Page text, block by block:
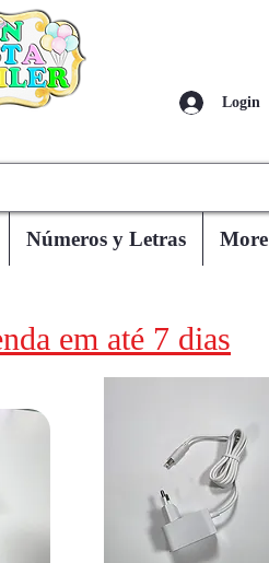
Login
Números y Letras More
em até 7 dias